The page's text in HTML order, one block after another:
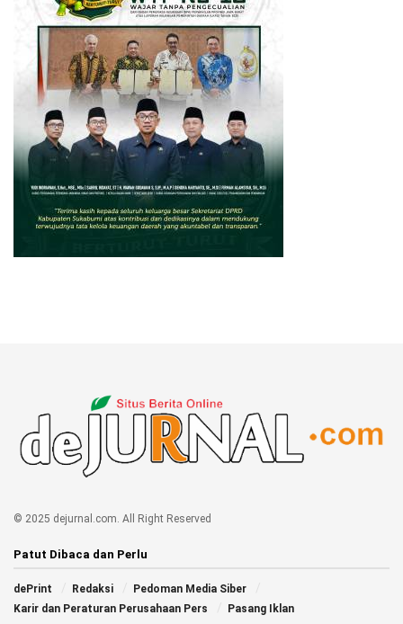
© 2025 dejurnal.com. All Right Reserved
Patut Dibaca dan Perlu
dePrint Redaksi
Pedoman Media Siber
Karir dan Peraturan Perusahaan Pers
Pasang Iklan